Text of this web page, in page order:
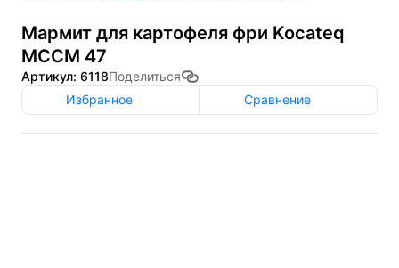
Мармит для картофеля фри Kocateq
MCCM 47
Артикул: 6118Поделиться
Избранное
Сравнение